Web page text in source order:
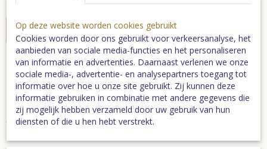
In winkelwagen
Het leukste cadeau in het donker ...
Te besteden bij meer dan 175 bioscopen en filmtheaters in
Nederland.
Verkrijgbaar in bedragen tussen de 5,00 en 150,00 euro.
Op deze website worden cookies gebruikt
Cookies worden door ons gebruikt voor verkeersanalyse, het
aanbieden van sociale media-functies en het personaliseren
van informatie en advertenties. Daarnaast verlenen we onze
sociale media-, advertentie- en analysepartners toegang tot
informatie over hoe u onze site gebruikt. Zij kunnen deze
informatie gebruiken in combinatie met andere gegevens die
zij mogelijk hebben verzameld door uw gebruik van hun
diensten of die u hen hebt verstrekt.